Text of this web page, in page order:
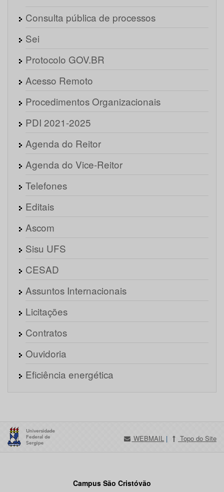
Consulta pública de processos
Sei
Protocolo GOV.BR
Acesso Remoto
Procedimentos Organizacionais
PDI 2021-2025
Agenda do Reitor
Agenda do Vice-Reitor
Telefones
Editais
Ascom
Sisu UFS
CESAD
Assuntos Internacionais
Licitações
Contratos
Ouvidoria
Eficiência energética
WEBMAIL | Topo do Site
Campus São Cristóvão